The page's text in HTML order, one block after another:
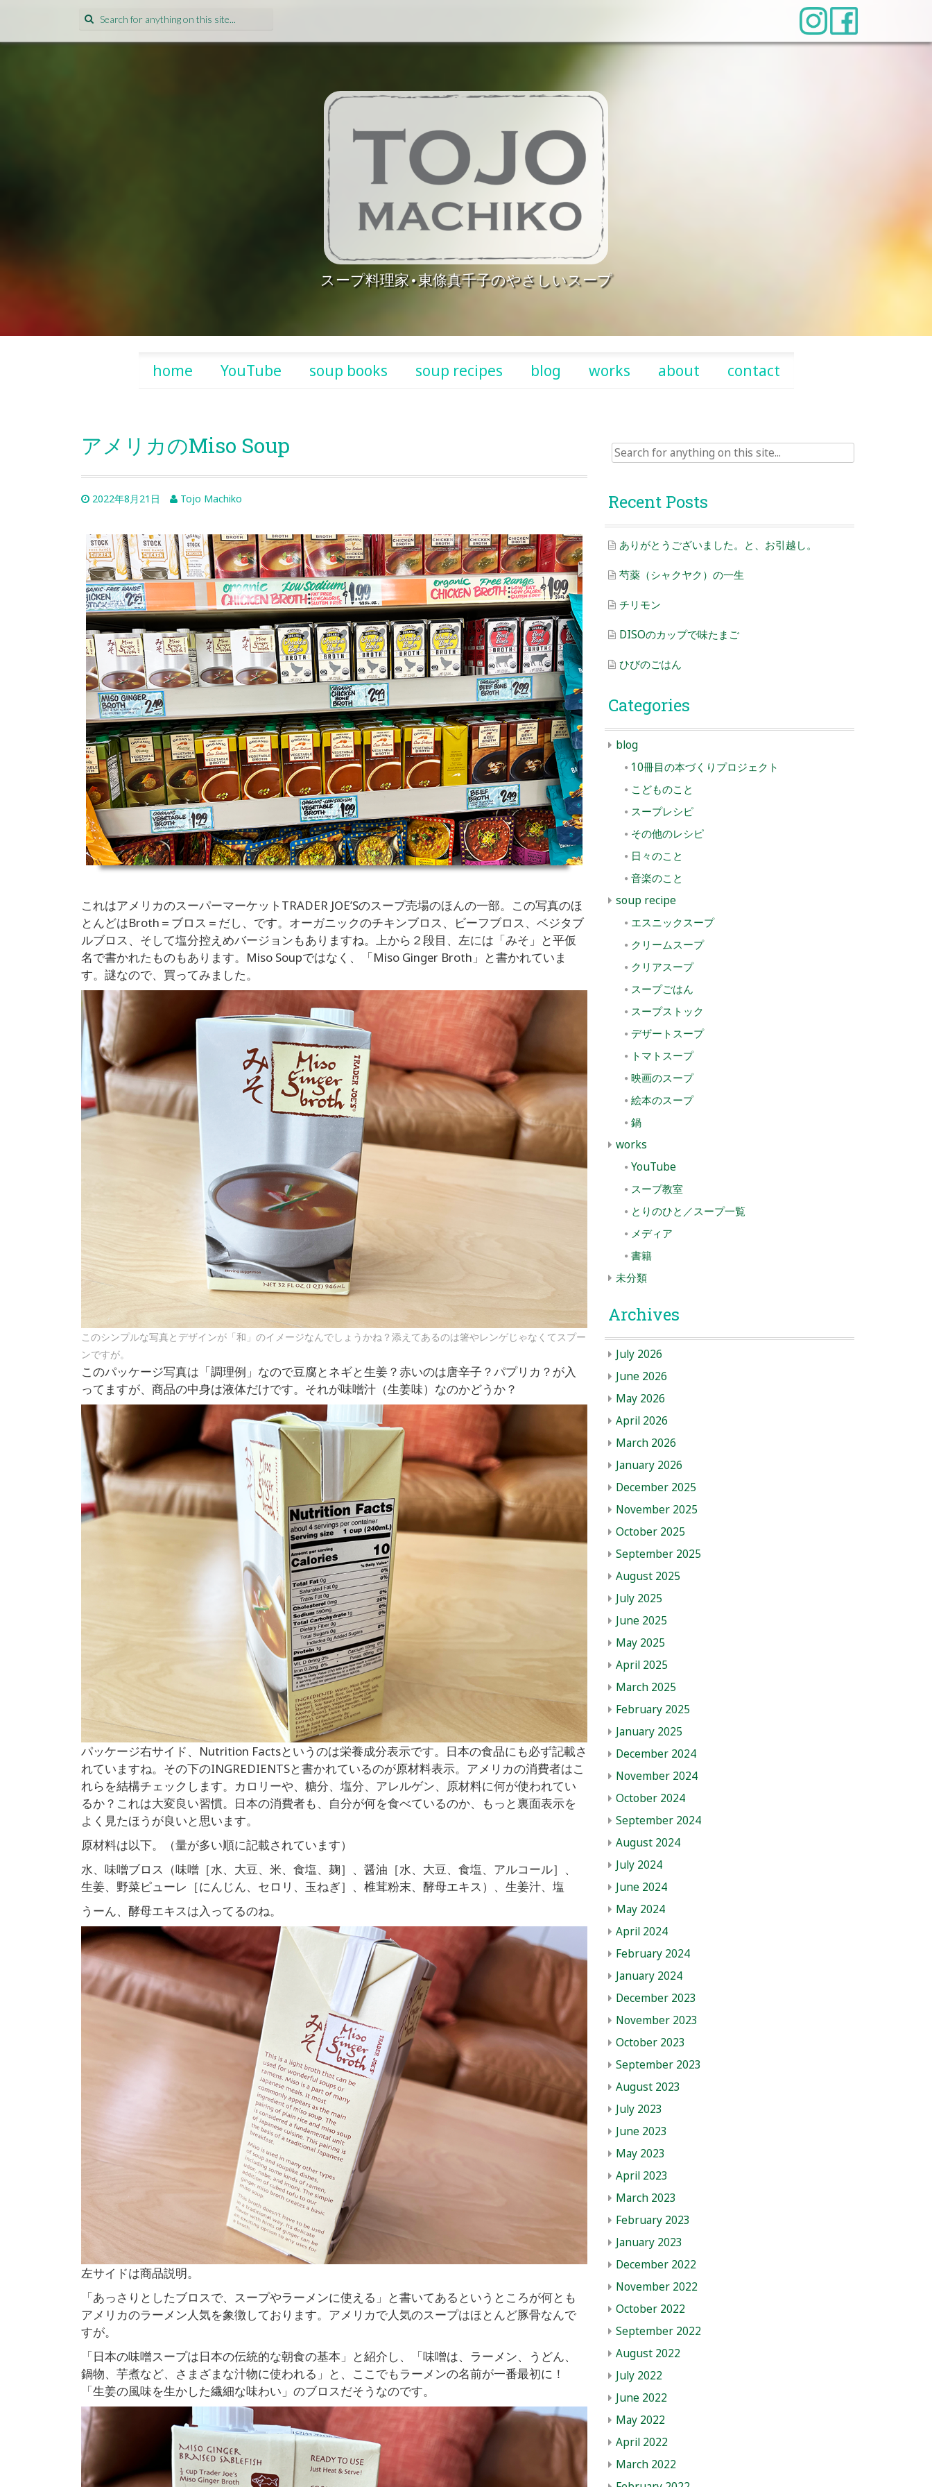
Search
for:
スープ料理家•東條真千子のやさしいスープ
Skip
home YouTube soup books soup recipes blog works about contact
アメリカのMiso Soup
2022年8月21日 Tojo Machiko
これはアメリカのスーパーマーケットTRADER JOE’Sのスープ売場のほんの一部。この写真のほ
とんどはBroth＝ブロス＝だし、です。オーガニックのチキンブロス、ビーフブロス、ベジタブ
ルブロス、そして塩分控えめバージョンもありますね。上から２段目、左には「みそ」と平仮
名で書かれたものもあります。Miso Soupではなく、「Miso Ginger Broth」と書かれていま
す。謎なので、買ってみました。
このシンプルな写真とデザインが「和」のイメージなんでしょうかね？添えてあるのは箸やレンゲじゃなくてスプー
ンですが。
このパッケージ写真は「調理例」なので豆腐とネギと生姜？赤いのは唐辛子？パプリカ？が入
ってますが、商品の中身は液体だけです。それが味噌汁（生姜味）なのかどうか？
パッケージ右サイド、Nutrition Factsというのは栄養成分表示です。日本の食品にも必ず記載さ
れていますね。その下のINGREDIENTSと書かれているのが原材料表示。アメリカの消費者はこ
れらを結構チェックします。カロリーや、糖分、塩分、アレルゲン、原材料に何が使われてい
るか？これは大変良い習慣。日本の消費者も、自分が何を食べているのか、もっと裏面表示を
よく見たほうが良いと思います。
原材料は以下。（量が多い順に記載されています）
水、味噌ブロス（味噌［水、大豆、米、食塩、麹］、醤油［水、大豆、食塩、アルコール］、
生姜、野菜ピューレ［にんじん、セロリ、玉ねぎ］、椎茸粉末、酵母エキス）、生姜汁、塩
うーん、酵母エキスは入ってるのね。
左サイドは商品説明。
「あっさりとしたブロスで、スープやラーメンに使える」と書いてあるというところが何とも
アメリカのラーメン人気を象徴しております。アメリカで人気のスープはほとんど豚骨なんで
すが。
「日本の味噌スープは日本の伝統的な朝食の基本」と紹介し、「味噌は、ラーメン、うどん、
鍋物、芋煮など、さまざまな汁物に使われる」と、ここでもラーメンの名前が一番最初に！
「生姜の風味を生かした繊細な味わい」のブロスだそうなのです。
Search
for:
Recent Posts
ありがとうございました。と、お引越し。
芍薬（シャクヤク）の一生
チリモン
DISOのカップで味たまご
ひびのごはん
Categories
blog
10冊目の本づくりプロジェクト
こどものこと
スープレシピ
その他のレシピ
日々のこと
音楽のこと
soup recipe
エスニックスープ
クリームスープ
クリアスープ
スープごはん
スープストック
デザートスープ
トマトスープ
映画のスープ
絵本のスープ
鍋
works
YouTube
スープ教室
とりのひと／スープ一覧
メディア
書籍
未分類
Archives
July 2026
June 2026
May 2026
April 2026
March 2026
January 2026
December 2025
November 2025
October 2025
September 2025
August 2025
July 2025
June 2025
May 2025
April 2025
March 2025
February 2025
January 2025
December 2024
November 2024
October 2024
September 2024
August 2024
July 2024
June 2024
May 2024
April 2024
February 2024
January 2024
December 2023
November 2023
October 2023
September 2023
August 2023
July 2023
June 2023
May 2023
April 2023
March 2023
February 2023
January 2023
December 2022
November 2022
October 2022
September 2022
August 2022
July 2022
June 2022
May 2022
April 2022
March 2022